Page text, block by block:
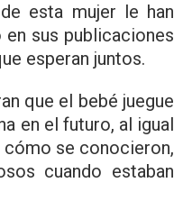
esta mujer le han
sus publicaciones
esperan juntos.
que el bebé juegue
en el futuro, al igual
cómo se conocieron,
cuando estaban